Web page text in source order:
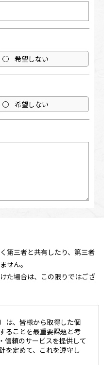
希望しない
希望しない
第三者と共有したり、第三者
せん。
た場合は、この限りではござ
は、皆様から取得した個
ることを最重要課題と考
信頼のサービスを提供して
を定めて、これを遵守し